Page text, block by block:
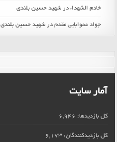
خادم الشهداء درشهید حسین بلندی
جواد عموابایی مقدم درشهید حسین بلندی
آمار سایت
کل بازدیدها: 6,946
کل بازدیدکنند‌گان:6,173